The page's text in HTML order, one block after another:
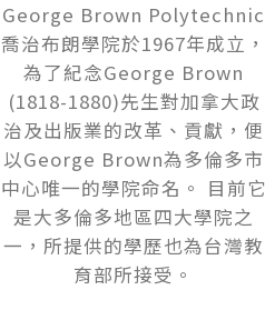
George Brown Polytechnic
喬治布朗學院於1967年成立，
為了紀念George Brown
(1818-1880)先生對加拿大政
治及出版業的改革、貢獻，便
以George Brown為多倫多市
中心唯一的學院命名。 目前它
是大多倫多地區四大學院之
一，所提供的學歷也為台灣教
育部所接受。